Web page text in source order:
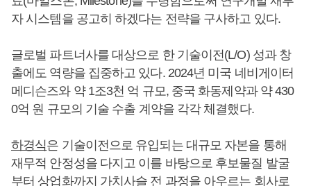
자 시스템을 공고히 하겠다는 전략을 구사하고 있다.
글로벌 파트너사를 대상으로 한 기술이전(L/O) 성과 창
출에도 역량을 집중하고 있다. 2024년 미국 네비게이터
메디슨즈와 약 1조3천 억 규모, 중국 화동제약과 약 430
0억 원 규모의 기술 수출 계약을 각각 체결했다.
하경식은 기술이전으로 유입되는 대규모 자본을 통해
재무적 안정성을 다지고 이를 바탕으로 후보물질 발굴
부터 상업화까지 가치사슬 전 과정을 아우르는 회사로